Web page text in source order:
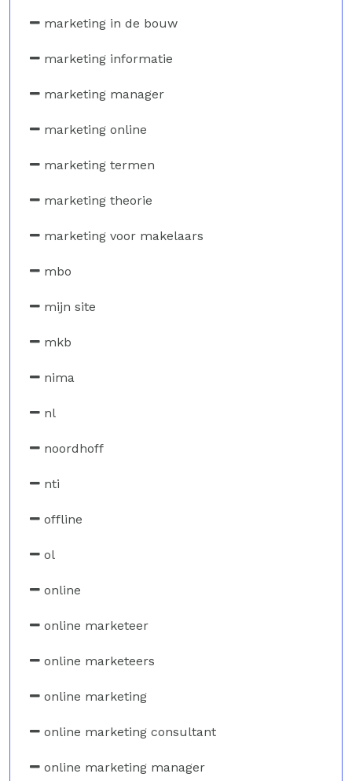
marketing in de bouw
marketing informatie
marketing manager
marketing online
marketing termen
marketing theorie
marketing voor makelaars
mbo
mijn site
mkb
nima
nl
noordhoff
nti
offline
ol
online
online marketeer
online marketeers
online marketing
online marketing consultant
online marketing manager